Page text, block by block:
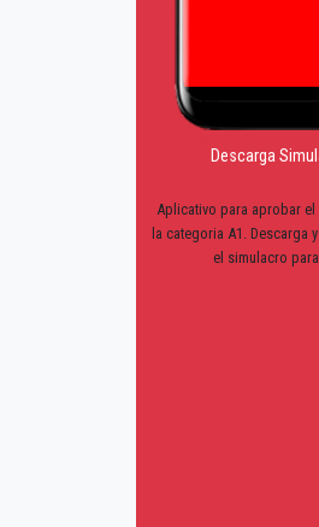
Descarga
Aplicativo para aprobar
la categoria A1. Descarga
el simulacro